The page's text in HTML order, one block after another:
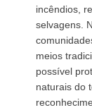
incêndios,
selvagens.
meios
possível
naturais do